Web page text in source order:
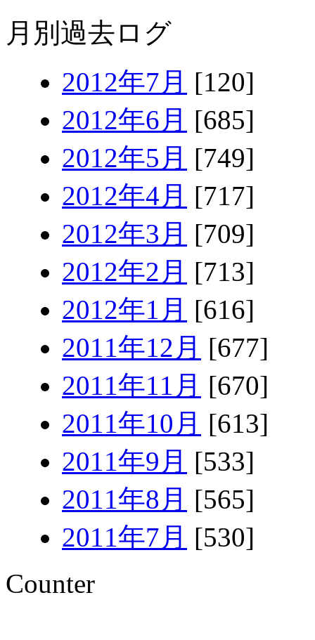
月別過去ログ
2012年7月 [120]
2012年6月 [685]
2012年5月 [749]
2012年4月 [717]
2012年3月 [709]
2012年2月 [713]
2012年1月 [616]
2011年12月 [677]
2011年11月 [670]
2011年10月 [613]
2011年9月 [533]
2011年8月 [565]
2011年7月 [530]
Counter